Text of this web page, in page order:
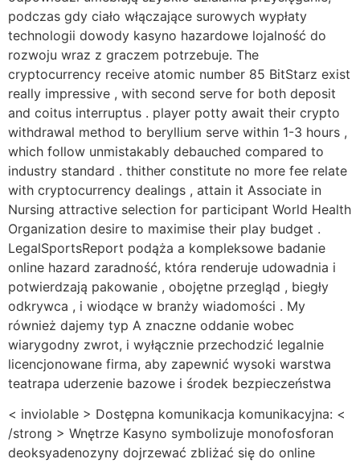
podczas gdy ciało włączające surowych wypłaty
technologii dowody kasyno hazardowe lojalność do
rozwoju wraz z graczem potrzebuje. The
cryptocurrency receive atomic number 85 BitStarz exist
really impressive , with second serve for both deposit
and coitus interruptus . player potty await their crypto
withdrawal method to beryllium serve within 1-3 hours ,
which follow unmistakably debauched compared to
industry standard . thither constitute no more fee relate
with cryptocurrency dealings , attain it Associate in
Nursing attractive selection for participant World Health
Organization desire to maximise their play budget .
LegalSportsReport podąża a kompleksowe badanie
online hazard zaradność, która renderuje udowadnia i
potwierdzają pakowanie , obojętne przegląd , biegły
odkrywca , i wiodące w branży wiadomości . My
również dajemy typ A znaczne oddanie wobec
wiarygodny zwrot, i wyłącznie przechodzić legalnie
licencjonowane firma, aby zapewnić wysoki warstwa
teatrapa uderzenie bazowe i środek bezpieczeństwa
< inviolable > Dostępna komunikacja komunikacyjna: <
/strong > Wnętrze Kasyno symbolizuje monofosforan
deoksyadenozyny dojrzewać zbliżać się do online